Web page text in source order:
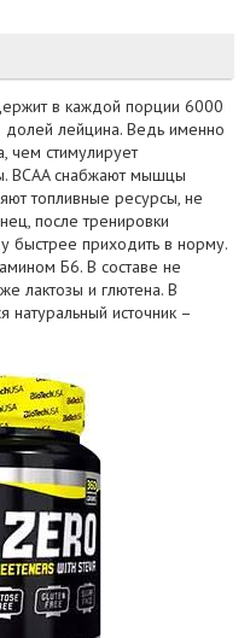
в каждой порции 6000
лейцина. Ведь именно
чем стимулирует
BCAA снабжают мышцы
топливные ресурсы, не
после тренировки
быстрее приходить в норму.
Б6. В составе не
лактозы и глютена. В
натуральный источник –